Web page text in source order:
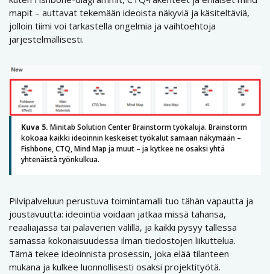
mapit – auttavat tekemään ideoista näkyviä ja käsiteltäviä,
jolloin tiimi voi tarkastella ongelmia ja vaihtoehtoja
järjestelmällisesti.
Kuva 5. Minitab Solution Center Brainstorm työkaluja. Brainstorm
kokoaa kaikki ideoinnin keskeiset työkalut samaan näkymään –
Fishbone, CTQ, Mind Map ja muut – ja kytkee ne osaksi yhtä
yhtenäistä työnkulkua.
Pilvipalveluun perustuva toimintamalli tuo tähän vapautta ja
joustavuutta: ideointia voidaan jatkaa missä tahansa,
reaaliajassa tai palaverien välillä, ja kaikki pysyy tallessa
samassa kokonaisuudessa ilman tiedostojen liikuttelua.
Tämä tekee ideoinnista prosessin, joka elää tilanteen
mukana ja kulkee luonnollisesti osaksi projektityötä.